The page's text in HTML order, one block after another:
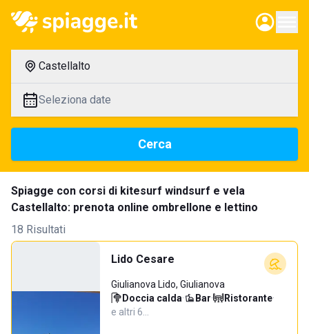
Castellalto
Seleziona date
Cerca
Spiagge con corsi di kitesurf windsurf e vela
Castellalto: prenota online ombrellone e lettino
18 Risultati
Lido Cesare
Giulianova Lido, Giulianova
Doccia calda· Bar· Ristorante·
e altri 6…